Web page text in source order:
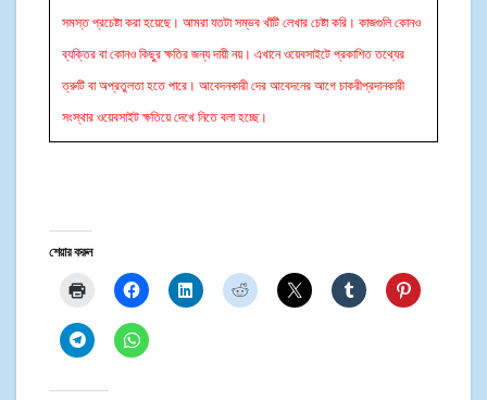
সমস্ত প্রচেষ্টা করা হয়েছে। আমরা যতটা সম্ভব খাঁটি লেখার চেষ্টা করি। কাজগুলি কোনও
ব্যক্তির বা কোনও কিছুর ক্ষতির জন্য দায়ী নয়। এখানে ওয়েবসাইটে প্রকাশিত তথ্যের
ত্রুটি বা অপ্রতুলতা হতে পারে। আবেদনকারী দের আবেদনের আগে চাকরীপ্রদানকারী
সংস্থার ওয়েবসাইট ক্ষতিয়ে দেখে নিতে বলা হচ্ছে।
শেয়ার করুন